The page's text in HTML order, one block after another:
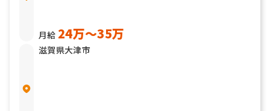
月給 24万〜35万
滋賀県大津市